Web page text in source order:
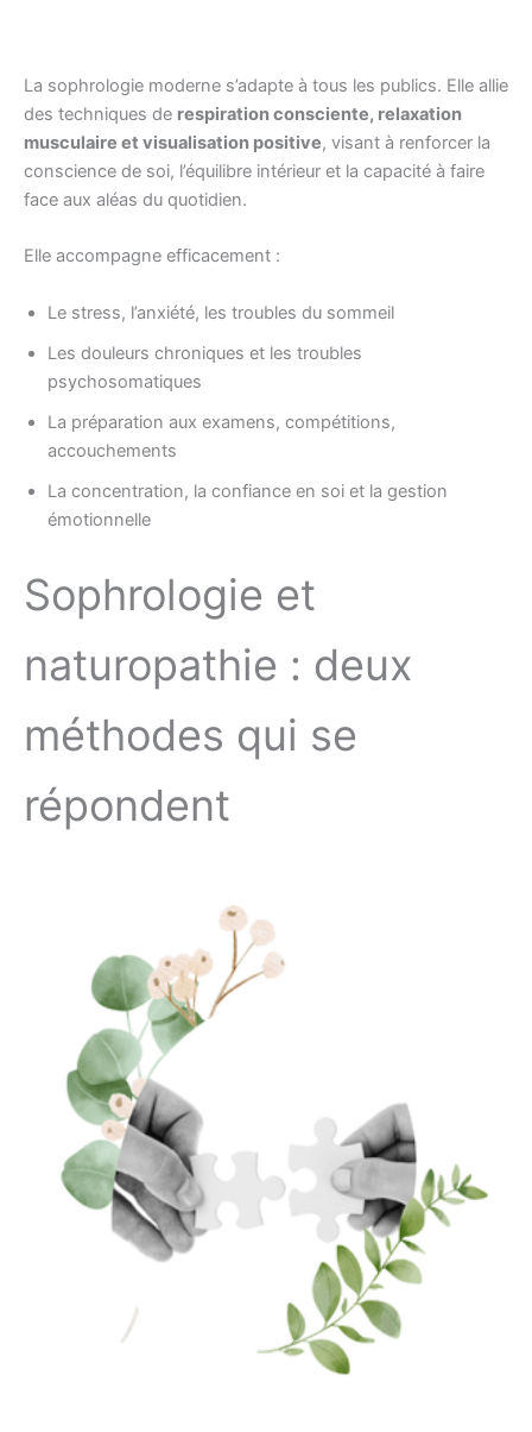
La sophrologie moderne s’adapte à tous les publics. Elle allie
des techniques de respiration consciente, relaxation
musculaire et visualisation positive, visant à renforcer la
conscience de soi, l’équilibre intérieur et la capacité à faire
face aux aléas du quotidien.
Elle accompagne efficacement :
Le stress, l’anxiété, les troubles du sommeil
Les douleurs chroniques et les troubles
psychosomatiques
La préparation aux examens, compétitions,
accouchements
La concentration, la confiance en soi et la gestion
émotionnelle
Sophrologie et
naturopathie : deux
méthodes qui se
répondent